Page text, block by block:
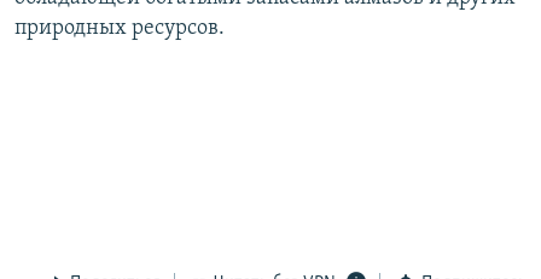
природных ресурсов.